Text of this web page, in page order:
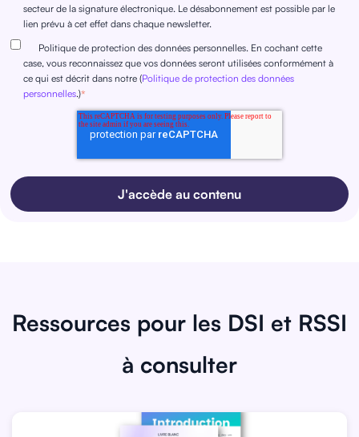
secteur de la signature électronique. Le désabonnement est possible par le
lien prévu à cet effet dans chaque newsletter.
Politique de protection des données personnelles. En cochant cette
case, vous reconnaissez que vos données seront utilisées conformément à
ce qui est décrit dans notre (Politique de protection des données
personnelles.)*
Ressources pour les DSI et RSSI
à consulter